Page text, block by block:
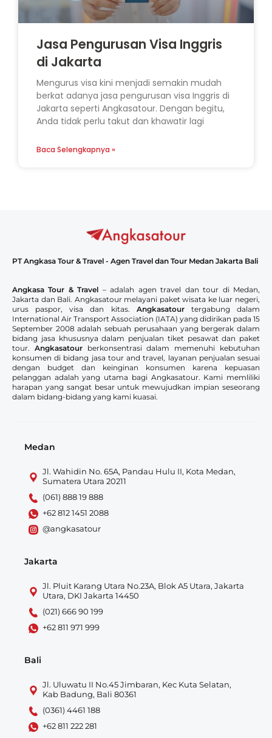
Jasa Pengurusan Visa Inggris
di Jakarta
Mengurus visa kini menjadi semakin mudah
berkat adanya jasa pengurusan visa Inggris di
Jakarta seperti Angkasatour. Dengan begitu,
Anda tidak perlu takut dan khawatir lagi
Baca Selengkapnya »
PT Angkasa Tour & Travel - Agen Travel dan Tour Medan Jakarta Bali
Angkasa Tour & Travel – adalah agen travel dan tour di Medan,
Jakarta dan Bali. Angkasatour melayani paket wisata ke luar negeri,
urus paspor, visa dan kitas. Angkasatourtergabung dalam
International Air Transport Association (IATA) yang didirikan pada 15
September 2008 adalah sebuah perusahaan yang bergerak dalam
bidang jasa khususnya dalam penjualan tiket pesawat dan paket
tour. Angkasatourberkonsentrasi dalam memenuhi kebutuhan
konsumen di bidang jasa tour and travel, layanan penjualan sesuai
dengan budget dan keinginan konsumen karena kepuasan
pelanggan adalah yang utama bagi Angkasatour. Kami memliliki
harapan yang sangat besar untuk mewujudkan impian seseorang
dalam bidang-bidang yang kami kuasai.
Medan
Jl. Wahidin No. 65A, Pandau Hulu II, Kota Medan,
Sumatera Utara 20211
(061) 888 19 888
+62 812 1451 2088
@angkasatour
Jakarta
Jl. Pluit Karang Utara No.23A, Blok A5 Utara, Jakarta
Utara, DKI Jakarta 14450
(021) 666 90 199
+62 811 971 999
Bali
Jl. Uluwatu II No.45 Jimbaran, Kec Kuta Selatan,
Kab Badung, Bali 80361
(0361) 4461 188
+62 811 222 281